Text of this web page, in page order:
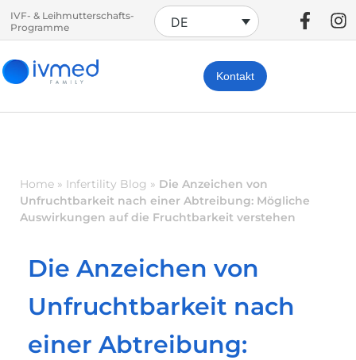
IVF- & Leihmutterschafts-
Programme
DE
Kontakt
Home » Infertility Blog » Die Anzeichen von
Unfruchtbarkeit nach einer Abtreibung: Mögliche
Auswirkungen auf die Fruchtbarkeit verstehen
Die Anzeichen von
Unfruchtbarkeit nach
einer Abtreibung: